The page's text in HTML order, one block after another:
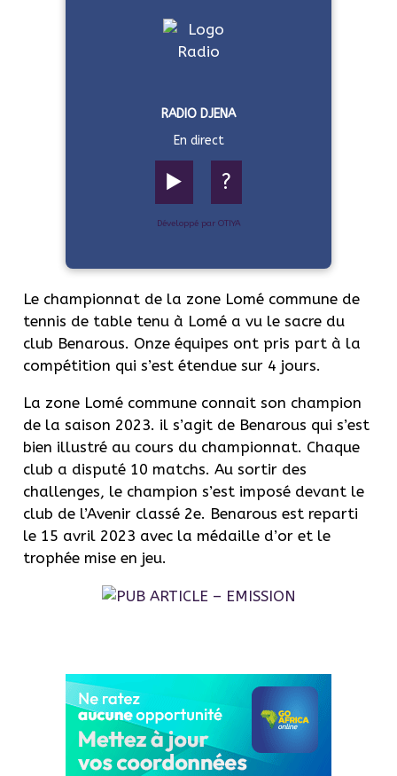
RADIO DJENA
En direct
▶️ ?
Développé par OTIYA
Le championnat de la zone Lomé commune de
tennis de table tenu à Lomé a vu le sacre du
club Benarous. Onze équipes ont pris part à la
compétition qui s’est étendue sur 4 jours.
La zone Lomé commune connait son champion
de la saison 2023. il s’agit de Benarous qui s’est
bien illustré au cours du championnat. Chaque
club a disputé 10 matchs. Au sortir des
challenges, le champion s’est imposé devant le
club de l’Avenir classé 2e. Benarous est reparti
le 15 avril 2023 avec la médaille d’or et le
trophée mise en jeu.